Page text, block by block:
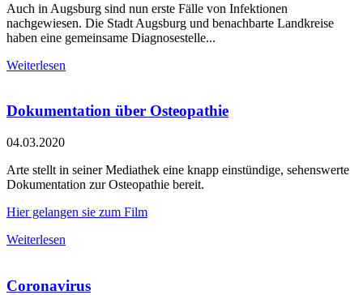
Auch in Augsburg sind nun erste Fälle von Infektionen
nachgewiesen. Die Stadt Augsburg und benachbarte Landkreise
haben eine gemeinsame Diagnosestelle...
Weiterlesen
Dokumentation über Osteopathie
04.03.2020
Arte stellt in seiner Mediathek eine knapp einstündige, sehenswerte
Dokumentation zur Osteopathie bereit.
Hier gelangen sie zum Film
Weiterlesen
Coronavirus